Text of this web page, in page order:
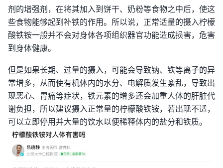
剂的增强剂，在将其加入到饼干、奶粉等食物之中后，使这
些食物能够起到补铁的作用。所以说，正常适量的摄入柠檬
酸铁铵一般并不会对身体各项组织器官功能造成损害，危害
到身体健康。
但是如果长期、过量的摄入，可能会导致钠、铁等离子的异
常增多，从而使有机体内的水分、电解质发生紊乱，导致出
现恶心、胃痛等症状，铁元素的增多还会加重人体的肝脏代
谢负担，所以建议摄入正常量的柠檬酸铁铵，若出现不适，
可以立即停用并大量的饮水以便稀释体内的盐分和铁质。